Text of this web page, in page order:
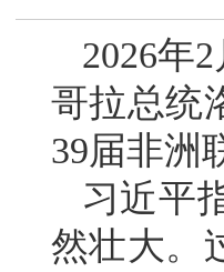
2026年
哥拉总统
39届非洲
习近平
然壮大。